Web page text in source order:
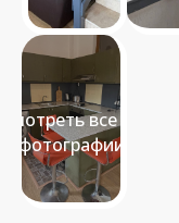
Смотреть все 19
фотографии